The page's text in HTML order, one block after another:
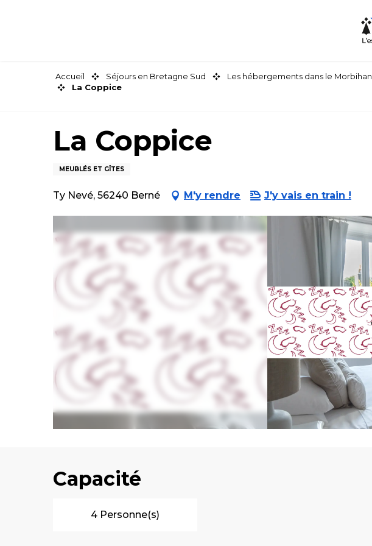
Accueil Séjours en Bretagne Sud Les hébergements dans le Morbihan
La Coppice
La Coppice
MEUBLÉS ET GÎTES
Ty Nevé, 56240 Berné M'y rendre J'y vais en train !
Capacité
4 Personne(s)